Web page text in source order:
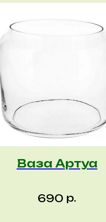
Ваза Артуа
690 р.